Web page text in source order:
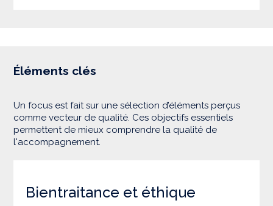
Éléments clés
Un focus est fait sur une sélection d’éléments perçus
comme vecteur de qualité. Ces objectifs essentiels
permettent de mieux comprendre la qualité de
l'accompagnement.
Bientraitance et éthique